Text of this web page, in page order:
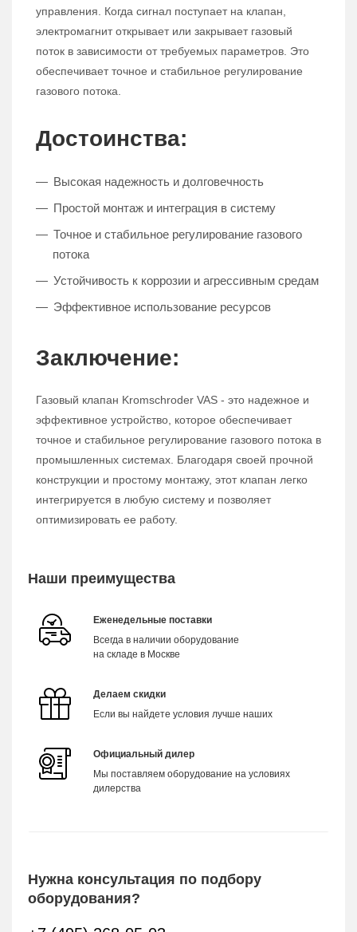
управления. Когда сигнал поступает на клапан,
электромагнит открывает или закрывает газовый
поток в зависимости от требуемых параметров. Это
обеспечивает точное и стабильное регулирование
газового потока.
Достоинства:
Высокая надежность и долговечность
Простой монтаж и интеграция в систему
Точное и стабильное регулирование газового
потока
Устойчивость к коррозии и агрессивным средам
Эффективное использование ресурсов
Заключение:
Газовый клапан Kromschroder VAS - это надежное и
эффективное устройство, которое обеспечивает
точное и стабильное регулирование газового потока в
промышленных системах. Благодаря своей прочной
конструкции и простому монтажу, этот клапан легко
интегрируется в любую систему и позволяет
оптимизировать ее работу.
Наши преимущества
Еженедельные поставки
Всегда в наличии оборудование
на складе в Москве
Делаем скидки
Если вы найдете условия лучше наших
Официальный дилер
Мы поставляем оборудование на условиях
дилерства
Нужна консультация по подбору
оборудования?